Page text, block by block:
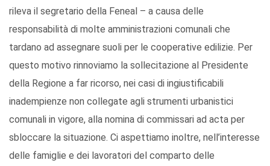
rileva il segretario della Feneal – a causa delle
responsabilità di molte amministrazioni comunali che
tardano ad assegnare suoli per le cooperative edilizie. Per
questo motivo rinnoviamo la sollecitazione al Presidente
della Regione a far ricorso, nei casi di ingiustificabili
inadempienze non collegate agli strumenti urbanistici
comunali in vigore, alla nomina di commissari ad acta per
sbloccare la situazione. Ci aspettiamo inoltre, nell’interesse
delle famiglie e dei lavoratori del comparto delle